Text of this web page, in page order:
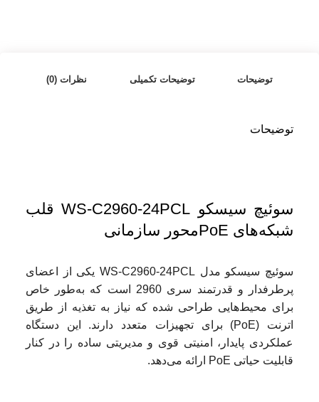
توضیحات توضیحات تکمیلی نظرات (0)
توضیحات
سوئیچ سیسکو WS-C2960-24PCL قلب
شبکه‌های PoE‌محور سازمانی
سوئیچ سیسکو مدل WS-C2960-24PCL یکی از اعضای
پرطرفدار و قدرتمند سری 2960 است که به‌طور خاص
برای محیط‌هایی طراحی شده که نیاز به تغذیه از طریق
اترنت (PoE) برای تجهیزات متعدد دارند. این دستگاه
عملکردی پایدار، امنیتی قوی و مدیریتی ساده را در کنار
قابلیت حیاتی PoE ارائه می‌دهد.